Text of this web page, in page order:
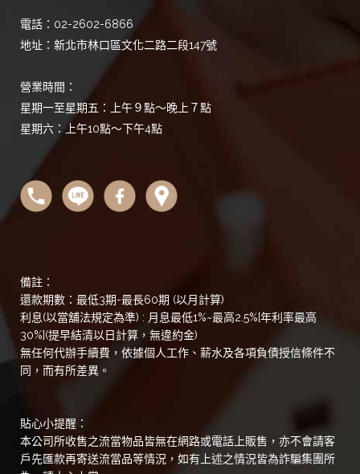
電話：02-2602-6866
地址：新北市林口區文化二路二段147號
營業時間：
星期一至星期五：上午９點～晚上７點
星期六：上午10點～下午4點
備註：
還款期數：最低3期-最長60期 (以月計算)
利息(以當舖法規定為準) : 月息最低1%~最高2.5%[年利率最高
30%](提早結清以日計算，無違約金)
無任何代辦手續費，依據個人工作、薪水及各項負債授信條件不
同，而有所差異。
貼心小提醒：
本公司所收售之流當物品皆無在網路或電話上販售，亦不會請客
戶先匯款再寄送流當品等情況，如有上述之情況皆為詐騙集團所